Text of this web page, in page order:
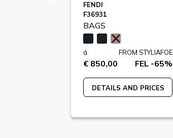
FENDI
F36931
BAGS
á
€ 850,00
FROM STYLIAFOE
FEL -65%
DETAILS AND PRICES